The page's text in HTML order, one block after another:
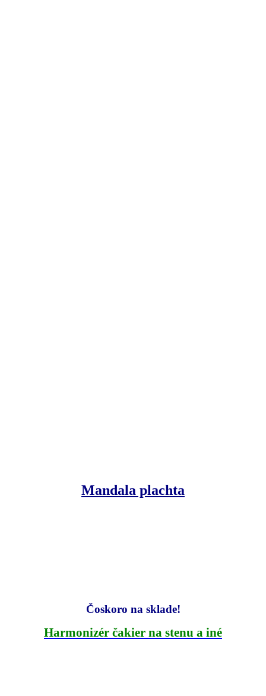
Mandala plachta
Čoskoro na sklade!
Harmonizér čakier na stenu a iné